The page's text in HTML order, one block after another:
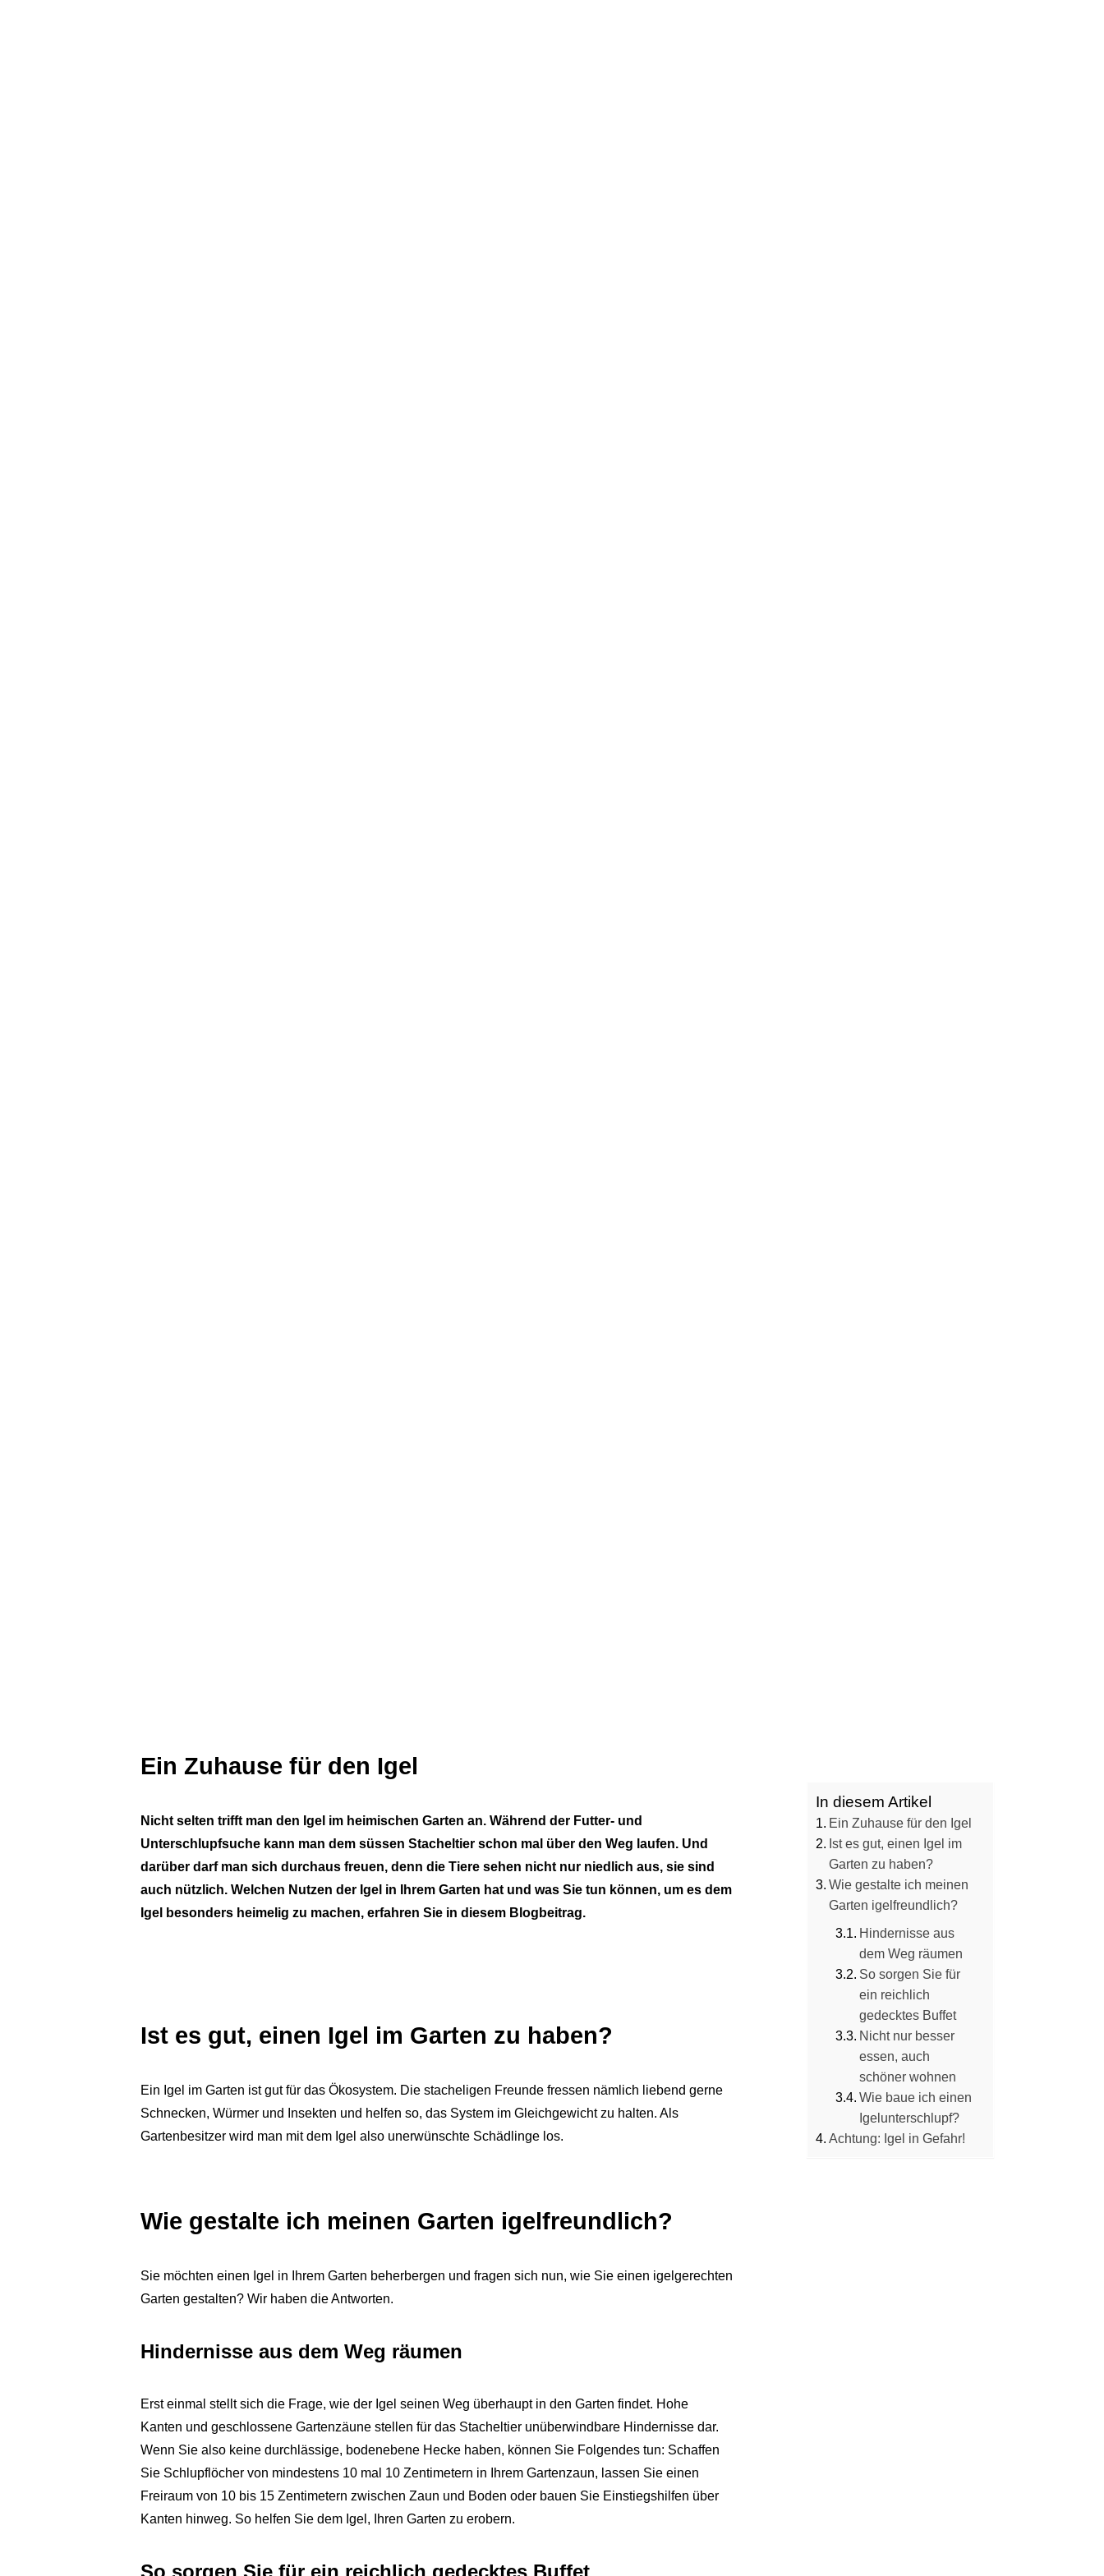
Ein Zuhause für den Igel
Nicht selten trifft man den Igel im heimischen Garten an. Während der Futter- und
Unterschlupfsuche kann man dem süssen Stacheltier schon mal über den Weg laufen. Und
darüber darf man sich durchaus freuen, denn die Tiere sehen nicht nur niedlich aus, sie sind
auch nützlich. Welchen Nutzen der Igel in Ihrem Garten hat und was Sie tun können, um es dem
Igel besonders heimelig zu machen, erfahren Sie in diesem Blogbeitrag.
Ist es gut, einen Igel im Garten zu haben?
Ein Igel im Garten ist gut für das Ökosystem. Die stacheligen Freunde fressen nämlich liebend gerne
Schnecken, Würmer und Insekten und helfen so, das System im Gleichgewicht zu halten. Als
Gartenbesitzer wird man mit dem Igel also unerwünschte Schädlinge los.
Wie gestalte ich meinen Garten igelfreundlich?
Sie möchten einen Igel in Ihrem Garten beherbergen und fragen sich nun, wie Sie einen igelgerechten
Garten gestalten? Wir haben die Antworten.
Hindernisse aus dem Weg räumen
Erst einmal stellt sich die Frage, wie der Igel seinen Weg überhaupt in den Garten findet. Hohe
Kanten und geschlossene Gartenzäune stellen für das Stacheltier unüberwindbare Hindernisse dar.
Wenn Sie also keine durchlässige, bodenebene Hecke haben, können Sie Folgendes tun: Schaffen
Sie Schlupflöcher von mindestens 10 mal 10 Zentimetern in Ihrem Gartenzaun, lassen Sie einen
Freiraum von 10 bis 15 Zentimetern zwischen Zaun und Boden oder bauen Sie Einstiegshilfen über
Kanten hinweg. So helfen Sie dem Igel, Ihren Garten zu erobern.
So sorgen Sie für ein reichlich gedecktes Buffet
In diesem Artikel
Ein Zuhause für den Igel
Ist es gut, einen Igel im
Garten zu haben?
Wie gestalte ich meinen
Garten igelfreundlich?
Hindernisse aus
dem Weg räumen
So sorgen Sie für
ein reichlich
gedecktes Buffet
Nicht nur besser
essen, auch
schöner wohnen
Wie baue ich einen
Igelunterschlupf?
Achtung: Igel in Gefahr!